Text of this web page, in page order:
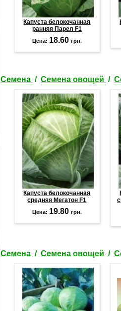
Капуста белокочанная
ранняя Парел F1
Цена: 18.60 грн.
Семена / Семена овощей /
Капуста белокочанная
средняя Мегатон F1
Цена: 19.80 грн.
Семена / Семена овощей /